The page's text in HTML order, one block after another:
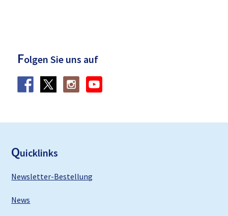
Folgen Sie uns auf
Quicklinks
Newsletter-Bestellung
News